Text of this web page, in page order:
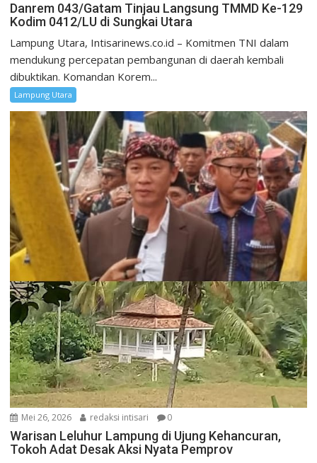
Danrem 043/Gatam Tinjau Langsung TMMD Ke-129
Kodim 0412/LU di Sungkai Utara
Lampung Utara, Intisarinews.co.id – Komitmen TNI dalam
mendukung percepatan pembangunan di daerah kembali
dibuktikan. Komandan Korem...
Lampung Utara
Mei 26, 2026 redaksi intisari 0
Warisan Leluhur Lampung di Ujung Kehancuran,
Tokoh Adat Desak Aksi Nyata Pemprov